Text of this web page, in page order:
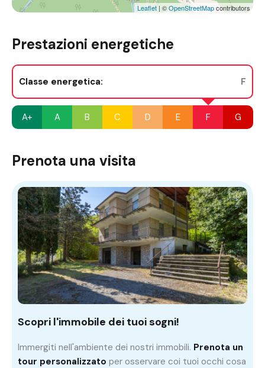
Leaflet | ©OpenStreetMapcontributors
Prestazioni energetiche
Classe energetica: F
A+ A B C D E F G
Prenota una visita
Scopri l'immobile dei tuoi sogni!
Immergiti nell'ambiente dei nostri immobili. Prenota un
tour personalizzato per osservare coi tuoi occhi cosa